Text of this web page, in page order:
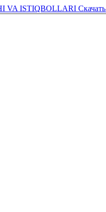
VA ISTIQBOLLARI Скачать